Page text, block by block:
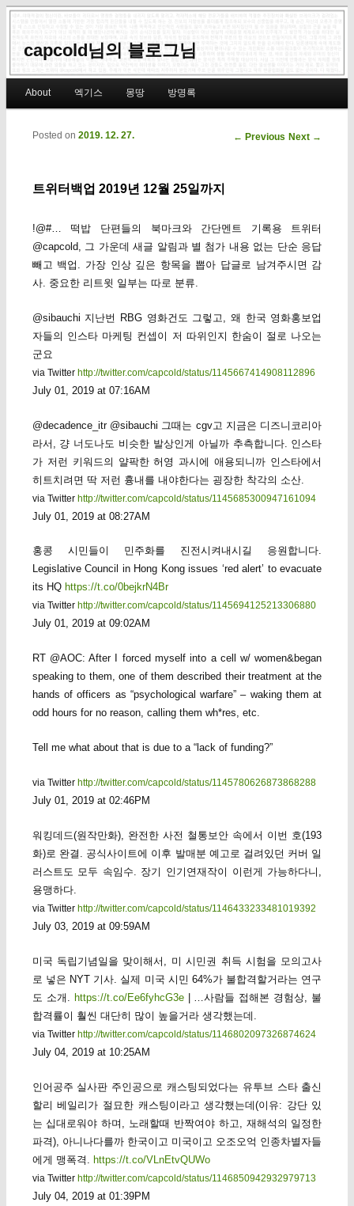
capcold님의 블로그님
Skip to primary content
Skip to secondary content
About 엑기스 몽땅 방명록
Post navigation
← Previous Next →
트위터백업 2019년 12월 25일까지
Posted on 2019. 12. 27.
!@#… 떡밥 단편들의 북마크와 간단멘트 기록용 트위터
@capcold, 그 가운데 새글 알림과 별 첨가 내용 없는 단순 응답
빼고 백업. 가장 인상 깊은 항목을 뽑아 답글로 남겨주시면 감
사. 중요한 리트윗 일부는 따로 분류.
@sibauchi 지난번 RBG 영화건도 그렇고, 왜 한국 영화홍보업
자들의 인스타 마케팅 컨셉이 저 따위인지 한숨이 절로 나오는
군요
via Twitter http://twitter.com/capcold/status/1145667414908112896
July 01, 2019 at 07:16AM
@decadence_itr @sibauchi 그때는 cgv고 지금은 디즈니코리아
라서, 걍 너도나도 비슷한 발상인게 아닐까 추측합니다. 인스타
가 저런 키워드의 얄팍한 허영 과시에 애용되니까 인스타에서
히트치려면 딱 저런 흉내를 내야한다는 굉장한 착각의 소산.
via Twitter http://twitter.com/capcold/status/1145685300947161094
July 01, 2019 at 08:27AM
홍콩 시민들이 민주화를 진전시켜내시길 응원합니다.
Legislative Council in Hong Kong issues ‘red alert’ to evacuate
its HQ https://t.co/0bejkrN4Br
via Twitter http://twitter.com/capcold/status/1145694125213306880
July 01, 2019 at 09:02AM
RT @AOC: After I forced myself into a cell w/ women&began
speaking to them, one of them described their treatment at the
hands of officers as “psychological warfare” – waking them at
odd hours for no reason, calling them wh*res, etc.
Tell me what about that is due to a “lack of funding?”
via Twitter http://twitter.com/capcold/status/1145780626873868288
July 01, 2019 at 02:46PM
워킹데드(원작만화), 완전한 사전 철통보안 속에서 이번 호(193
화)로 완결. 공식사이트에 이후 발매분 예고로 걸려있던 커버 일
러스트도 모두 속임수. 장기 인기연재작이 이런게 가능하다니,
용맹하다.
via Twitter http://twitter.com/capcold/status/1146433233481019392
July 03, 2019 at 09:59AM
미국 독립기념일을 맞이해서, 미 시민권 취득 시험을 모의고사
로 넣은 NYT 기사. 실제 미국 시민 64%가 불합격할거라는 연구
도 소개. https://t.co/Ee6fyhcG3e| …사람들 접해본 경험상, 불
합격률이 훨씬 대단히 많이 높을거라 생각했는데.
via Twitter http://twitter.com/capcold/status/1146802097326874624
July 04, 2019 at 10:25AM
인어공주 실사판 주인공으로 캐스팅되었다는 유투브 스타 출신
할리 베일리가 절묘한 캐스팅이라고 생각했는데(이유: 강단 있
는 십대로워야 하며, 노래할때 반짝여야 하고, 재해석의 일정한
파격), 아니나다를까 한국이고 미국이고 오조오억 인종차별자들
에게 맹폭격.
https://t.co/VLnEtvQUWo
via Twitter http://twitter.com/capcold/status/1146850942932979713
July 04, 2019 at 01:39PM